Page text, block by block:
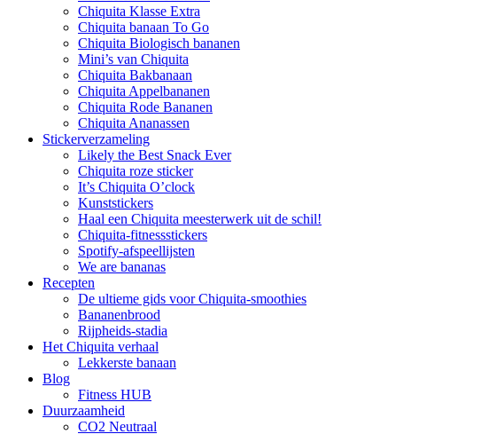
Chiquita Klasse Extra
Chiquita banaan To Go
Chiquita Biologisch bananen
Mini’s van Chiquita
Chiquita Bakbanaan
Chiquita Appelbananen
Chiquita Rode Bananen
Chiquita Ananassen
Stickerverzameling
Likely the Best Snack Ever
Chiquita roze sticker
It’s Chiquita O’clock
Kunststickers
Haal een Chiquita meesterwerk uit de schil!
Chiquita-fitnessstickers
Spotify-afspeellijsten
We are bananas
Recepten
De ultieme gids voor Chiquita-smoothies
Bananenbrood
Rijpheids-stadia
Het Chiquita verhaal
Lekkerste banaan
Blog
Fitness HUB
Duurzaamheid
CO2 Neutraal